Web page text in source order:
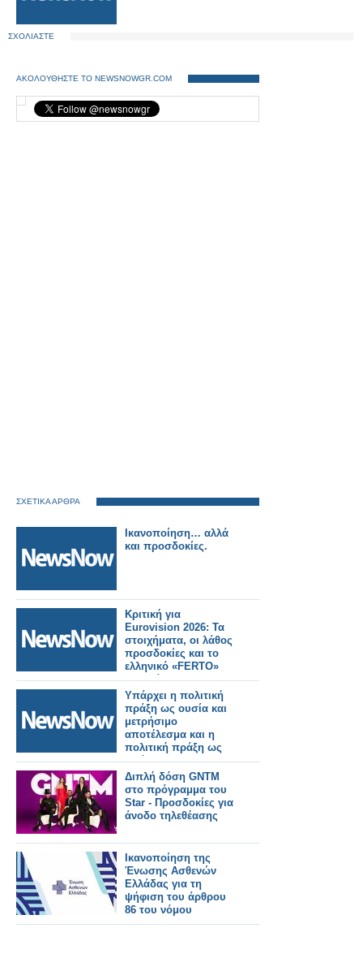
ΣΧΟΛΙΑΣΤΕ
ΑΚΟΛΟΥΘΗΣΤΕ ΤΟ NEWSNOWGR.COM
ΣΧΕΤΙΚΑ ΑΡΘΡΑ
Ικανοποίηση… αλλά
και προσδοκίες.
Κριτική για
Eurovision 2026: Τα
στοιχήματα, οι λάθος
προσδοκίες και το
ελληνικό «FERTO»
που χάθηκε στη
σκηνή
Υπάρχει η πολιτική
πράξη ως ουσία και
μετρήσιμο
αποτέλεσμα και η
πολιτική πράξη ως
πρόσκαιρες
εντυπώσεις μέσω
διαστρέβλωσης των
γεγονότων και της
πραγματικότητας,
χωρίς κανένα
αποτέλεσμα, απλά για
ατομική εξύψωση και
στιγμιαία
ικανοποίηση.
Διπλή δόση GNTM
στο πρόγραμμα του
Star - Προσδοκίες για
άνοδο τηλεθέασης
Ικανοποίηση της
Ένωσης Ασθενών
Ελλάδας για τη
ψήφιση του άρθρου
86 του νόμου